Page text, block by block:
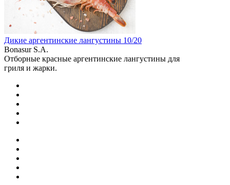
Дикие аргентинские лангустины 10/20
Bonasur S.A.
Отборные красные аргентинские лангустины для
гриля и жарки.